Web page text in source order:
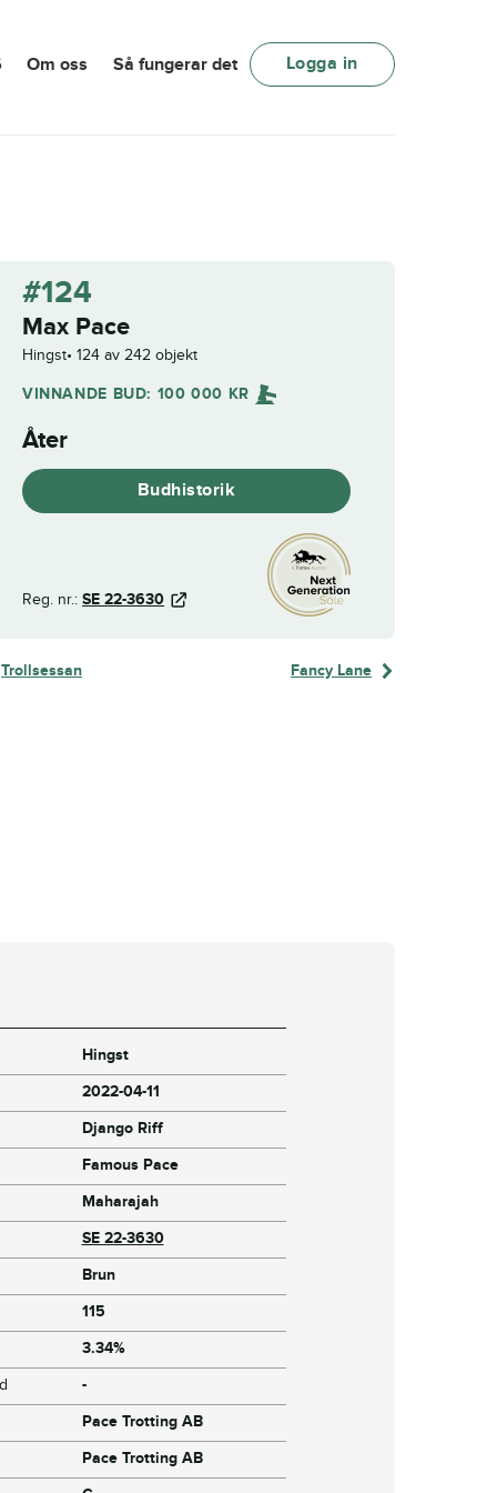
Om oss Så fungerar det Logga in
#124
Max Pace
Hingst 124 av 242 objekt
VINNANDE BUD: 100 000 KR
Åter
Budhistorik
Reg. nr.: SE 22-3630
Trollsessan Fancy Lane
Hingst
2022-04-11
Django Riff
Famous Pace
Maharajah
SE 22-3630
Brun
115
3.34%
-
Pace Trotting AB
Pace Trotting AB